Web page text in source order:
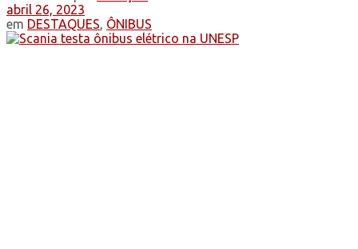
abril 26, 2023
em DESTAQUES, ÔNIBUS